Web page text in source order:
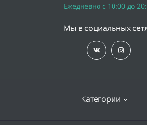
Категории
Ежедневно с 10:00 до
Мы в социальных